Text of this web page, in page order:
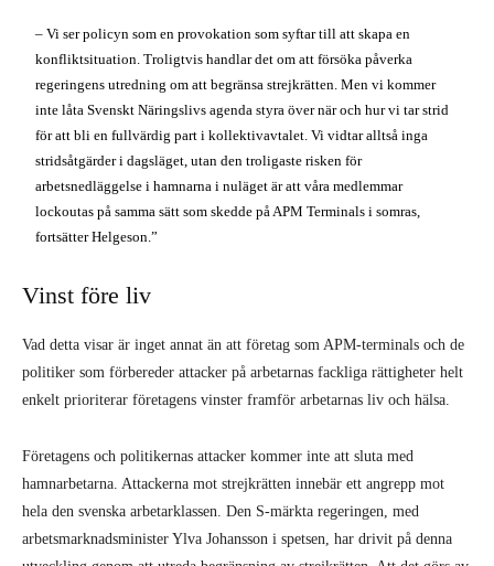
– Vi ser policyn som en provokation som syftar till att skapa en
konfliktsituation. Troligtvis handlar det om att försöka påverka
regeringens utredning om att begränsa strejkrätten. Men vi kommer
inte låta Svenskt Näringslivs agenda styra över när och hur vi tar strid
för att bli en fullvärdig part i kollektivavtalet. Vi vidtar alltså inga
stridsåtgärder i dagsläget, utan den troligaste risken för
arbetsnedläggelse i hamnarna i nuläget är att våra medlemmar
lockoutas på samma sätt som skedde på APM Terminals i somras,
fortsätter Helgeson.”
Vinst före liv
Vad detta visar är inget annat än att företag som APM-terminals och de
politiker som förbereder attacker på arbetarnas fackliga rättigheter helt
enkelt prioriterar företagens vinster framför arbetarnas liv och hälsa.
Företagens och politikernas attacker kommer inte att sluta med
hamnarbetarna. Attackerna mot strejkrätten innebär ett angrepp mot
hela den svenska arbetarklassen. Den S-märkta regeringen, med
arbetsmarknadsminister Ylva Johansson i spetsen, har drivit på denna